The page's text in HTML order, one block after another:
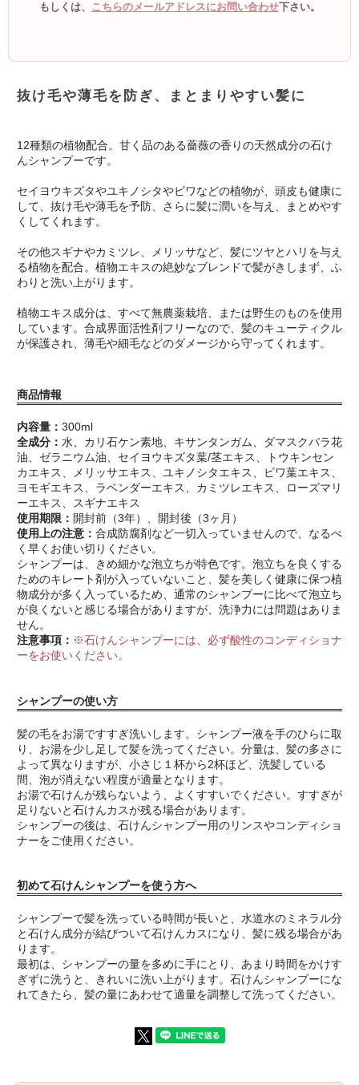
もしくは、 こちらのメールアドレスにお問い合わせ下さい。
抜け毛や薄毛を防ぎ、まとまりやすい髪に
12種類の植物配合。甘く品のある薔薇の香りの天然成分の石け
んシャンプーです。
セイヨウキズタやユキノシタやビワなどの植物が、頭皮も健康に
して、抜け毛や薄毛を予防、さらに髪に潤いを与え、まとめやす
くしてくれます。
その他スギナやカミツレ、メリッサなど、髪にツヤとハリを与え
る植物を配合。植物エキスの絶妙なブレンドで髪がきしまず、ふ
わりと洗い上がります。
植物エキス成分は、すべて無農薬栽培、または野生のものを使用
しています。合成界面活性剤フリーなので、髪のキューティクル
が保護され、薄毛や細毛などのダメージから守ってくれます。
商品情報
内容量： 300ml
全成分： 水、カリ石ケン素地、キサンタンガム、ダマスクバラ花
油、ゼラニウム油、セイヨウキズタ葉/茎エキス、トウキンセン
カエキス、メリッサエキス、ユキノシタエキス、ビワ葉エキス、
ヨモギエキス、ラベンダーエキス、カミツレエキス、ローズマリ
ーエキス、スギナエキス
使用期限： 開封前（3年）、開封後（3ヶ月）
使用上の注意： 合成防腐剤など一切入っていませんので、なるべ
く早くお使い切りください。
シャンプーは、きめ細かな泡立ちが特色です。泡立ちを良くする
ためのキレート剤が入っていないこと、髪を美しく健康に保つ植
物成分が多く入っているため、通常のシャンプーに比べて泡立ち
が良くないと感じる場合がありますが、洗浄力には問題はありま
せん。
注意事項： ※石けんシャンプーには、必ず酸性のコンディショナ
ーをお使いください。
シャンプーの使い方
髪の毛をお湯ですすぎ洗いします。シャンプー液を手のひらに取
り、お湯を少し足して髪を洗ってください。分量は、髪の多さに
よって異なりますが、小さじ１杯から2杯ほど、洗髪している
間、泡が消えない程度が適量となります。
お湯で石けんが残らないよう、よくすすいでください。すすぎが
足りないと石けんカスが残る場合があります。
シャンプーの後は、石けんシャンプー用のリンスやコンディショ
ナーをご使用ください。
初めて石けんシャンプーを使う方へ
シャンプーで髪を洗っている時間が長いと、水道水のミネラル分
と石けん成分が結びついて石けんカスになり、髪に残る場合があ
ります。
最初は、シャンプーの量を多めに手にとり、あまり時間をかけす
ぎずに洗うと、きれいに洗い上がります。石けんシャンプーにな
れてきたら、髪の量にあわせて適量を調整して洗ってください。